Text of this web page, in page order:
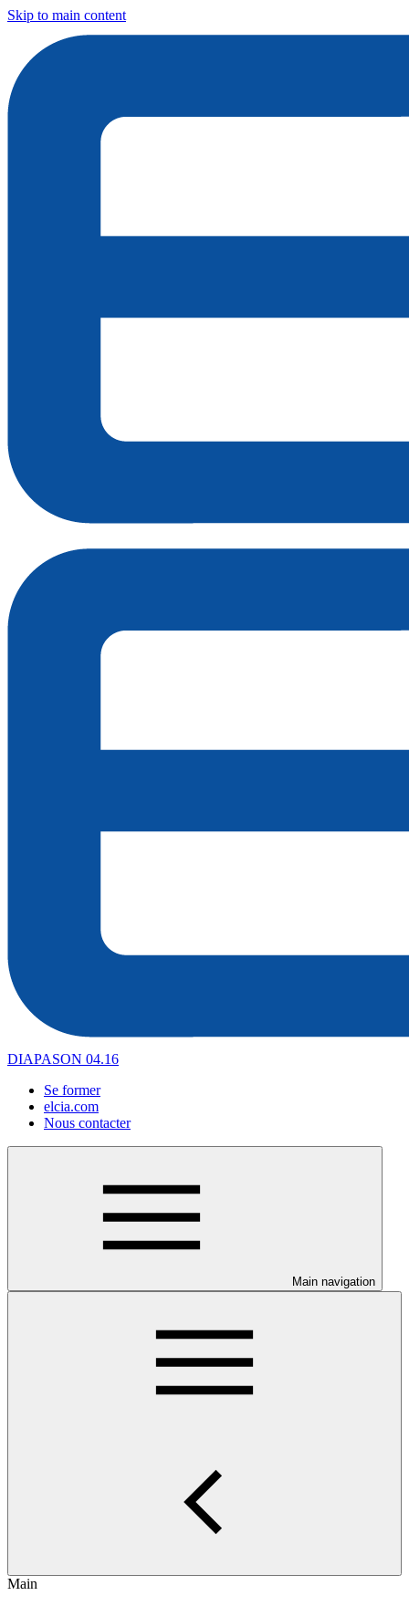
Skip to main content
DIAPASON 04.16
Se former
elcia.com
Nous contacter
Main navigation
Main